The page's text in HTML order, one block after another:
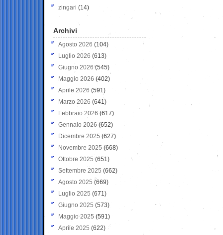
zingari (14)
Archivi
Agosto 2026 (104)
Luglio 2026 (613)
Giugno 2026 (545)
Maggio 2026 (402)
Aprile 2026 (591)
Marzo 2026 (641)
Febbraio 2026 (617)
Gennaio 2026 (652)
Dicembre 2025 (627)
Novembre 2025 (668)
Ottobre 2025 (651)
Settembre 2025 (662)
Agosto 2025 (669)
Luglio 2025 (671)
Giugno 2025 (573)
Maggio 2025 (591)
Aprile 2025 (622)